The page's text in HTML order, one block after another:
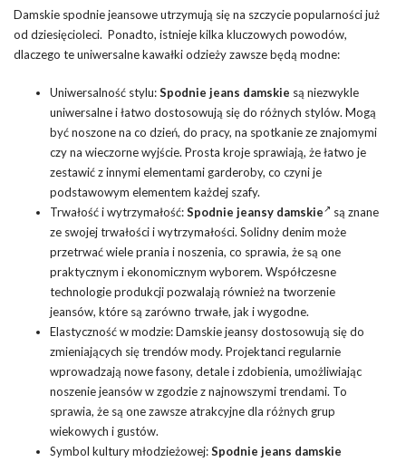
Damskie spodnie jeansowe utrzymują się na szczycie popularności już
od dziesięcioleci. Ponadto, istnieje kilka kluczowych powodów,
dlaczego te uniwersalne kawałki odzieży zawsze będą modne:
Uniwersalność stylu:Spodnie jeans damskie są niezwykle
uniwersalne i łatwo dostosowują się do różnych stylów. Mogą
być noszone na co dzień, do pracy, na spotkanie ze znajomymi
czy na wieczorne wyjście. Prosta kroje sprawiają, że łatwo je
zestawić z innymi elementami garderoby, co czyni je
podstawowym elementem każdej szafy.
Trwałość i wytrzymałość:Spodnie jeansy damskie
są znane
ze swojej trwałości i wytrzymałości. Solidny denim może
przetrwać wiele prania i noszenia, co sprawia, że są one
praktycznym i ekonomicznym wyborem. Współczesne
technologie produkcji pozwalają również na tworzenie
jeansów, które są zarówno trwałe, jak i wygodne.
Elastyczność w modzie: Damskie jeansy dostosowują się do
zmieniających się trendów mody. Projektanci regularnie
wprowadzają nowe fasony, detale i zdobienia, umożliwiając
noszenie jeansów w zgodzie z najnowszymi trendami. To
sprawia, że są one zawsze atrakcyjne dla różnych grup
wiekowych i gustów.
Symbol kultury młodzieżowej:Spodnie jeans damskie